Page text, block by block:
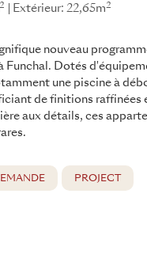
2 Extérieur: 22,65m2
nouveau
Funchal. Dotés
une piscine à
de finitions raffinées
aux détails, ces
PROJECT